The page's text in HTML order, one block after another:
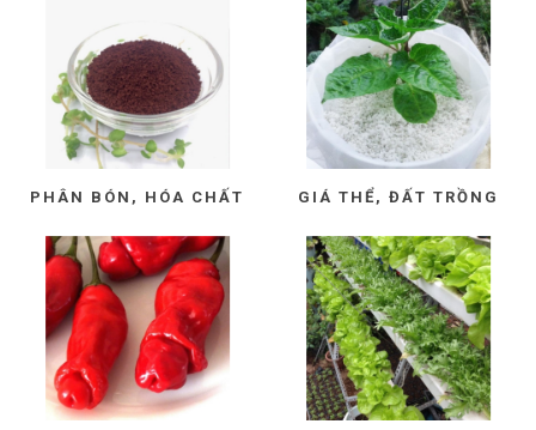
PHÂN BÓN, HÓA CHẤT GIÁ THỂ, ĐẤT TRỒNG